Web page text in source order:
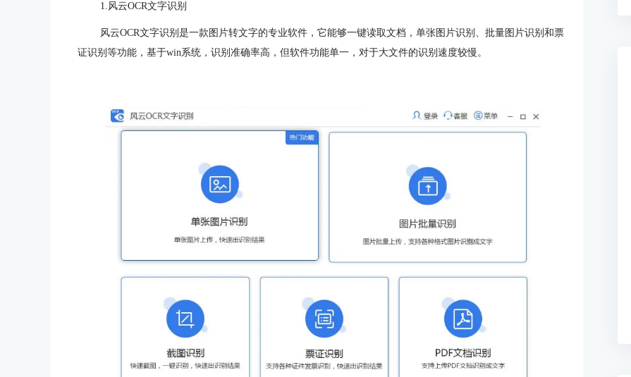
1.风云OCR文字识别
风云OCR文字识别是一款图片转文字的专业软件，它能够一键读取文档，单张图片识别、批量图片识别和票
证识别等功能，基于win系统，识别准确率高，但软件功能单一，对于大文件的识别速度较慢。